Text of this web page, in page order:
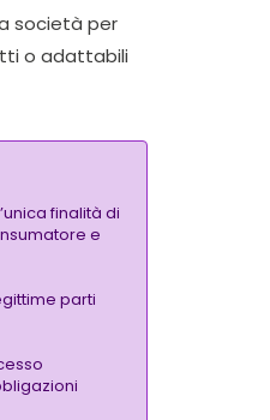
società per
o adattabili
finalità di
e
parti